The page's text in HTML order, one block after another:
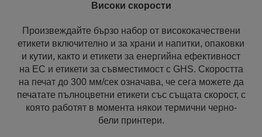
Високи скорости
Произвеждайте бързо набор от висококачествени
етикети включително и за храни и напитки, опаковки
и кутии, както и етикети за енергийна ефективност
на ЕС и етикети за съвместимост с GHS. Скоростта
на печат до 300 мм/сек означава, че сега можете да
печатате пълноцветни етикети със същата скорост, с
която работят в момента някои термични черно-
бели принтери.